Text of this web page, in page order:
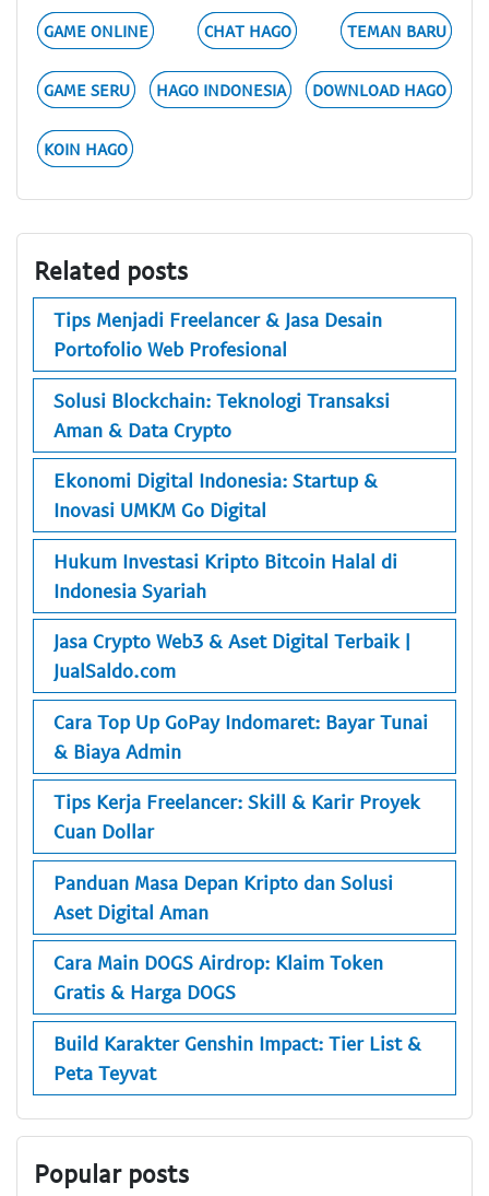
GAME ONLINE CHAT HAGO TEMAN BARU
GAME SERU HAGO INDONESIA DOWNLOAD HAGO
KOIN HAGO
Related posts
Tips Menjadi Freelancer & Jasa Desain
Portofolio Web Profesional
Solusi Blockchain: Teknologi Transaksi
Aman & Data Crypto
Ekonomi Digital Indonesia: Startup &
Inovasi UMKM Go Digital
Hukum Investasi Kripto Bitcoin Halal di
Indonesia Syariah
Jasa Crypto Web3 & Aset Digital Terbaik |
JualSaldo.com
Cara Top Up GoPay Indomaret: Bayar Tunai
& Biaya Admin
Tips Kerja Freelancer: Skill & Karir Proyek
Cuan Dollar
Panduan Masa Depan Kripto dan Solusi
Aset Digital Aman
Cara Main DOGS Airdrop: Klaim Token
Gratis & Harga DOGS
Build Karakter Genshin Impact: Tier List &
Peta Teyvat
Popular posts